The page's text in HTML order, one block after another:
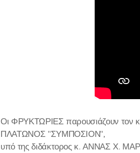
Οι ΦΡΥΚΤΩΡΙΕΣ παρουσιάζουν τον
ΠΛΑΤΩΝΟΣ "ΣΥΜΠΟΣΙΟΝ",
υπό της διδάκτορος κ. ΑΝΝΑΣ Χ.